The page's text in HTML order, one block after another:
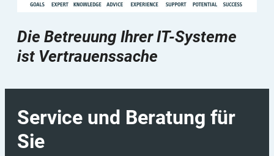
Die Betreuung Ihrer IT-Systeme
ist Vertrauenssache
Service und Beratung für
Sie